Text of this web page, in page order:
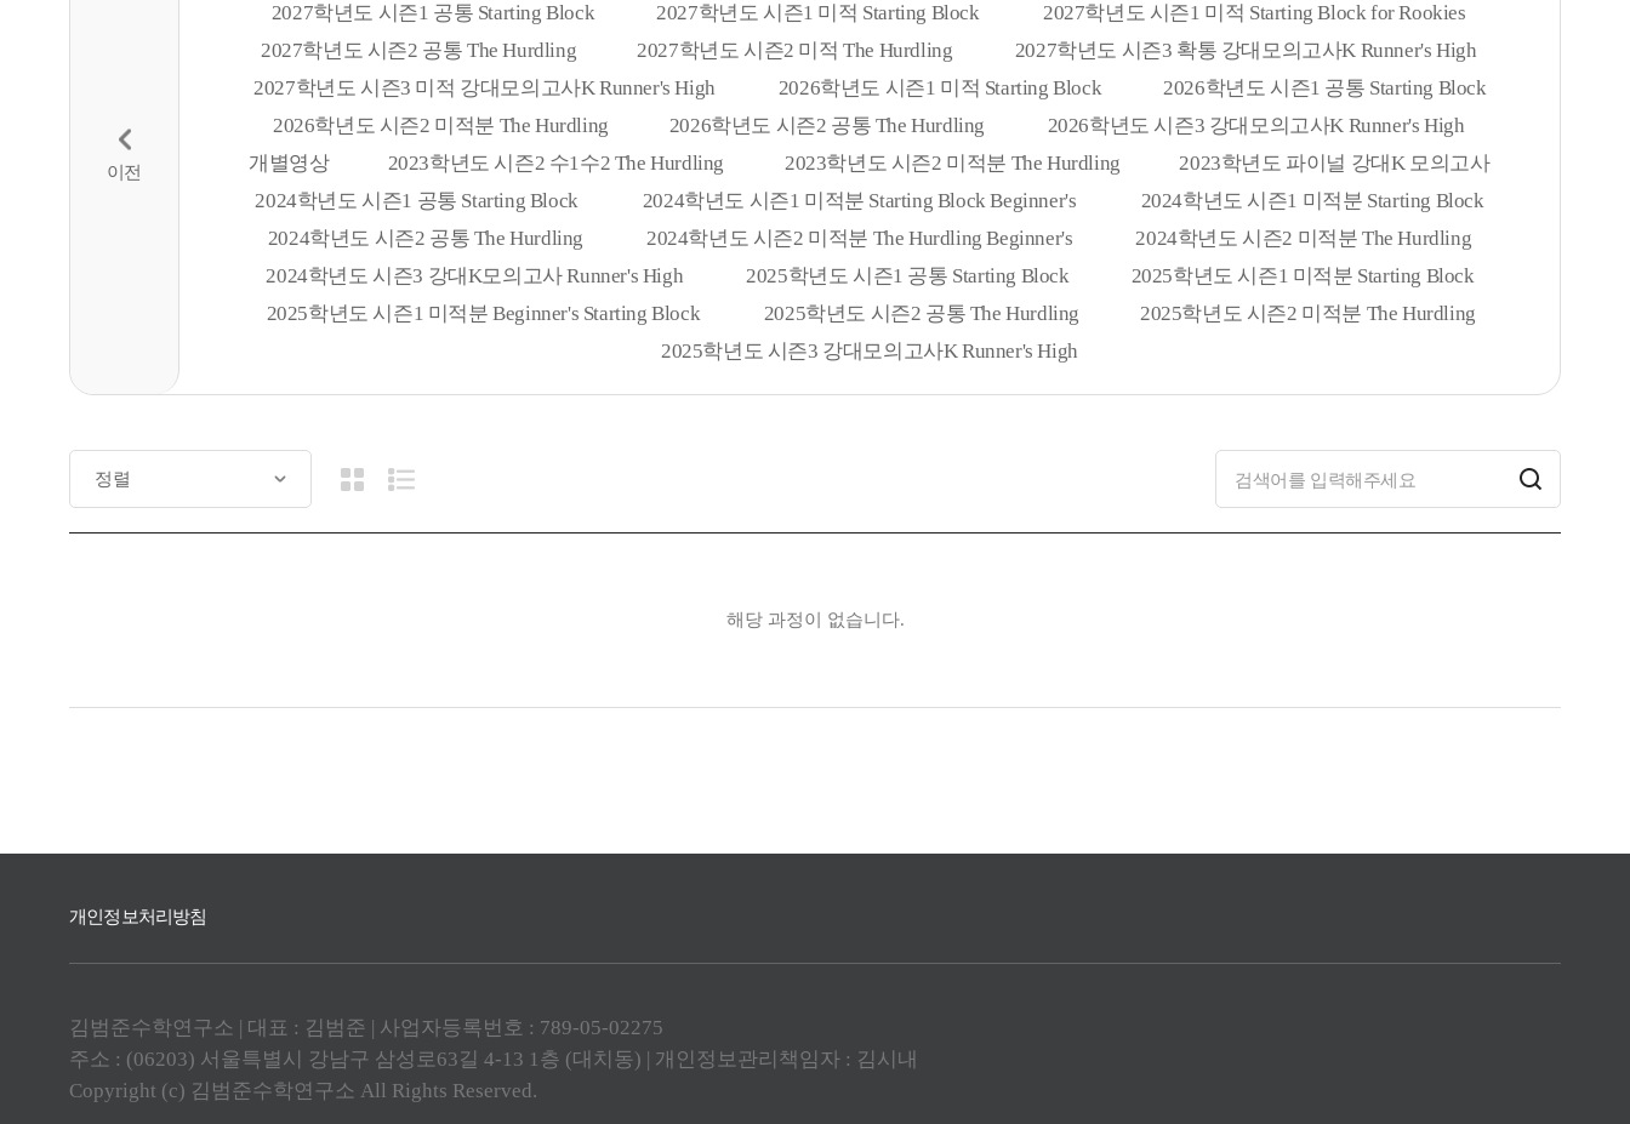
2027학년도 시즌1 공통 Starting Block 2027학년도 시즌1 미적 Starting Block
2027학년도 시즌1 미적 Starting Block for Rookies
2027학년도 시즌2 공통 The Hurdling
2027학년도 시즌2 미적 The Hurdling
2027학년도 시즌3 확통 강대모의고사K Runner's High
2027학년도 시즌3 미적 강대모의고사K Runner's High
2026학년도 시즌1 미적 Starting Block
2026학년도 시즌1 공통 Starting Block
2026학년도 시즌2 미적분 The Hurdling
2026학년도 시즌2 공통 The Hurdling
2026학년도 시즌3 강대모의고사K Runner's High
개별영상
2023학년도 시즌2 수1수2 The Hurdling 2023학년도 시즌2 미적분 The Hurdling
2023학년도 파이널 강대K 모의고사
2024학년도 시즌1 공통 Starting Block
2024학년도 시즌1 미적분 Starting Block Beginner's
2024학년도 시즌1 미적분 Starting Block
2024학년도 시즌2 공통 The Hurdling
2024학년도 시즌2 미적분 The Hurdling Beginner's
2024학년도 시즌2 미적분 The Hurdling
2024학년도 시즌3 강대K모의고사 Runner's High
2025학년도 시즌1 공통 Starting Block
2025학년도 시즌1 미적분 Starting Block
2025학년도 시즌1 미적분 Beginner's Starting Block
2025학년도 시즌2 공통 The Hurdling
2025학년도 시즌2 미적분 The Hurdling
2025학년도 시즌3 강대모의고사K Runner's High
해당 과정이 없습니다.
개인정보처리방침
김범준수학연구소 | 대표 : 김범준 | 사업자등록번호 : 789-05-02275
주소 : (06203) 서울특별시 강남구 삼성로63길 4-13 1층 (대치동) | 개인정보관리책임자 : 김시내
Copyright (c) 김범준수학연구소 All Rights Reserved.